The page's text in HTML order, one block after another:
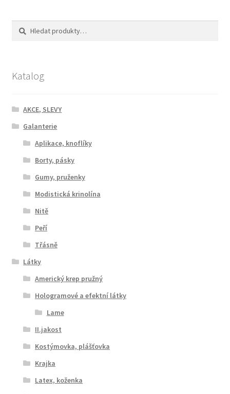
Hledat:
Hledat
Katalog
AKCE, SLEVY
Galanterie
Aplikace, knoflíky
Borty, pásky
Gumy, pruženky
Modistická krinolína
Nitě
Peří
Třásně
Látky
Americký krep pružný
Hologramové a efektní látky
Lame
II.jakost
Kostýmovka, plášťovka
Krajka
Latex, koženka